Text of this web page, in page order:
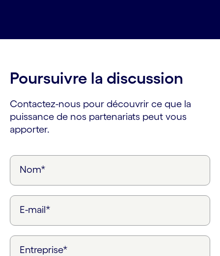
Poursuivre la discussion
Contactez-nous pour découvrir ce que la
puissance de nos partenariats peut vous
apporter.
Nom*
E-mail*
Entreprise*